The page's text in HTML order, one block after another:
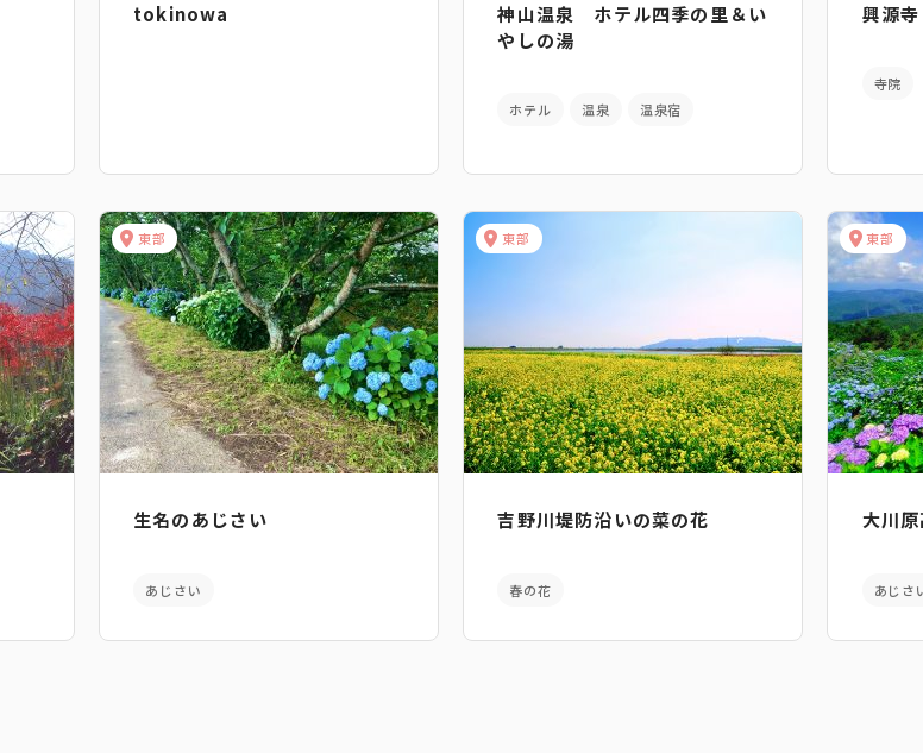
tokinowa
神山温泉 ホテル四季の里＆い
やしの湯
ホテル 温泉 温泉宿
興源寺
寺院
東部
生名のあじさい
あじさい
東部
吉野川堤防沿いの菜の花
春の花
東部
大川
あじさ